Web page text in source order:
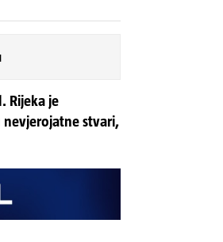
Rijeka je
nevjerojatne stvari,